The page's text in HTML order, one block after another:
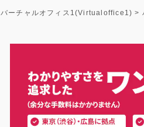
バーチャルオフィス1(Virtualoffice1) >